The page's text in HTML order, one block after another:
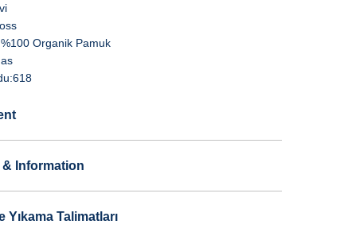
%100 Organik Pamuk
618
& Information
Yıkama Talimatları